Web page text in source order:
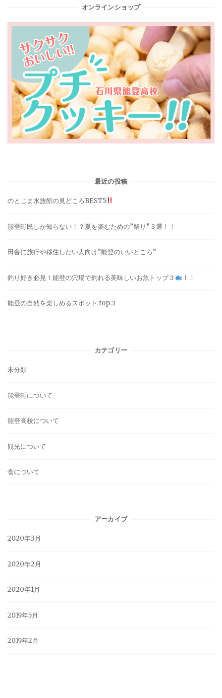
オンラインショップ
最近の投稿
のとじま水族館の見どころBEST5
能登町民しか知らない！？夏を楽むための”祭り”３選！！
田舎に旅行や移住したい人向け”能登のいいところ”
釣り好き必見！能登の穴場で釣れる美味しいお魚トップ３ ！！
能登の自然を楽しめるスポット top３
カテゴリー
未分類
能登町について
能登高校について
観光について
食について
アーカイブ
2020年3月
2020年2月
2020年1月
2019年5月
2019年2月